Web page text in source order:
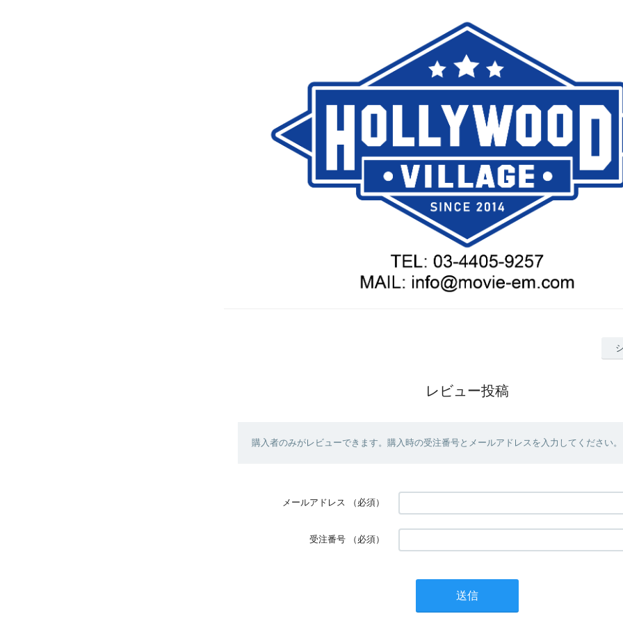
レビュー投稿
購入者のみがレビューできます。購入時の受注番号とメールアドレスを入力してください。
メールアドレス （必須）
受注番号 （必須）